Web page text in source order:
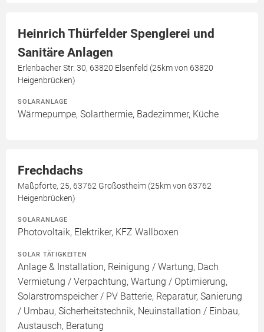
Heinrich Thürfelder Spenglerei und
Sanitäre Anlagen
Erlenbacher Str. 30, 63820 Elsenfeld (25km von 63820
Heigenbrücken)
SOLARANLAGE
Wärmepumpe, Solarthermie, Badezimmer, Küche
Frechdachs
Maßpforte, 25, 63762 Großostheim (25km von 63762
Heigenbrücken)
SOLARANLAGE
Photovoltaik, Elektriker, KFZ Wallboxen
SOLAR TÄTIGKEITEN
Anlage & Installation, Reinigung / Wartung, Dach
Vermietung / Verpachtung, Wartung / Optimierung,
Solarstromspeicher / PV Batterie, Reparatur, Sanierung
/ Umbau, Sicherheitstechnik, Neuinstallation / Einbau,
Austausch, Beratung